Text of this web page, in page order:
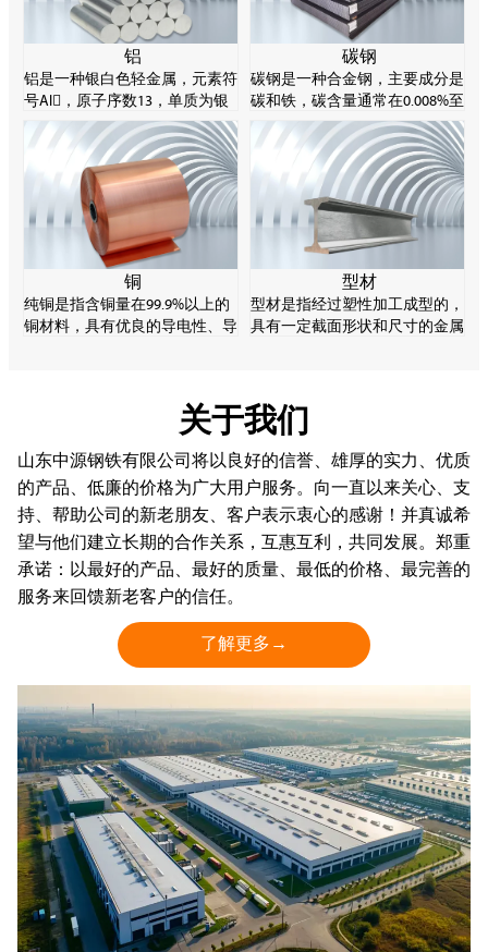
铝
铝是一种银白色轻金属，元素符
号Al，原子序数13，单质为银
白色轻金属，有延展性，产品通
常制成棒、片、箔、粉、带、丝
等。
碳钢
碳钢是一种合金钢，主要成分是
碳和铁，碳含量通常在0.008%至
2.11%之间。碳钢可以通过控制
其碳含量来实现不同的强度等
级。碳钢由于材料成本低、塑性
好，在工业制造领域非常常见。
铜
纯铜是指含铜量在99.9%以上的
铜材料，具有优良的导电性、导
型材
型材是指经过塑性加工成型的，
具有一定截面形状和尺寸的金属
关于我们
山东中源钢铁有限公司将以良好的信誉、雄厚的实力、优质
的产品、低廉的价格为广大用户服务。向一直以来关心、支
持、帮助公司的新老朋友、客户表示衷心的感谢！并真诚希
望与他们建立长期的合作关系，互惠互利，共同发展。郑重
承诺：以最好的产品、最好的质量、最低的价格、最完善的
服务来回馈新老客户的信任。
了解更多→